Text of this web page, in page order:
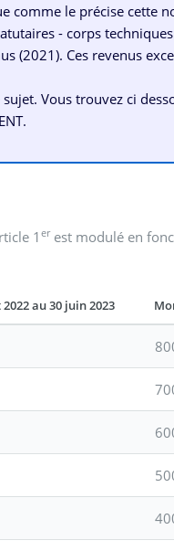
comme le précise cette
- corps
(2021). Ces revenus
Vous trouvez ci
1erest modulé en
au 30 juin 2023